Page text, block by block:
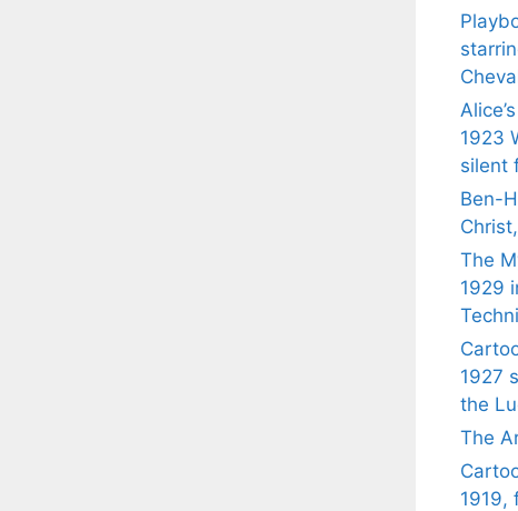
1923
silent
Ben-
The
1929
1927
the
The
1919,